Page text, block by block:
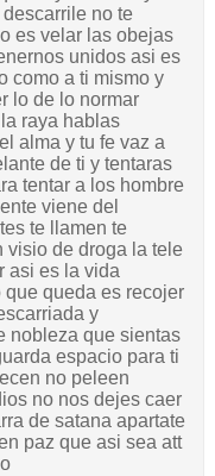
no te
es velar las obejas
unidos asi es
como a ti mismo y
lo de lo normar
raya hablas
alma y tu fe vaz a
de ti y tentaras
tentar a los hombre
viene del
te llamen te
visio de droga la tele
asi es la vida
queda es recojer
y
nobleza que sientas
espacio para ti
no peleen
no nos dejes caer
de satana apartate
paz que asi sea att